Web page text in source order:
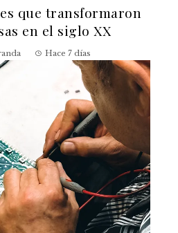
que transformaron
en el siglo XX
Hace 7 días